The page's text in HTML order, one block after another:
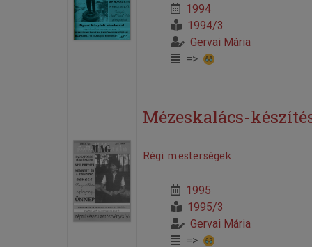
1994
1994/3
Gervai Mária
=>
Mézeskalács-
Régi mesterségek
1995
1995/3
Gervai Mária
=>